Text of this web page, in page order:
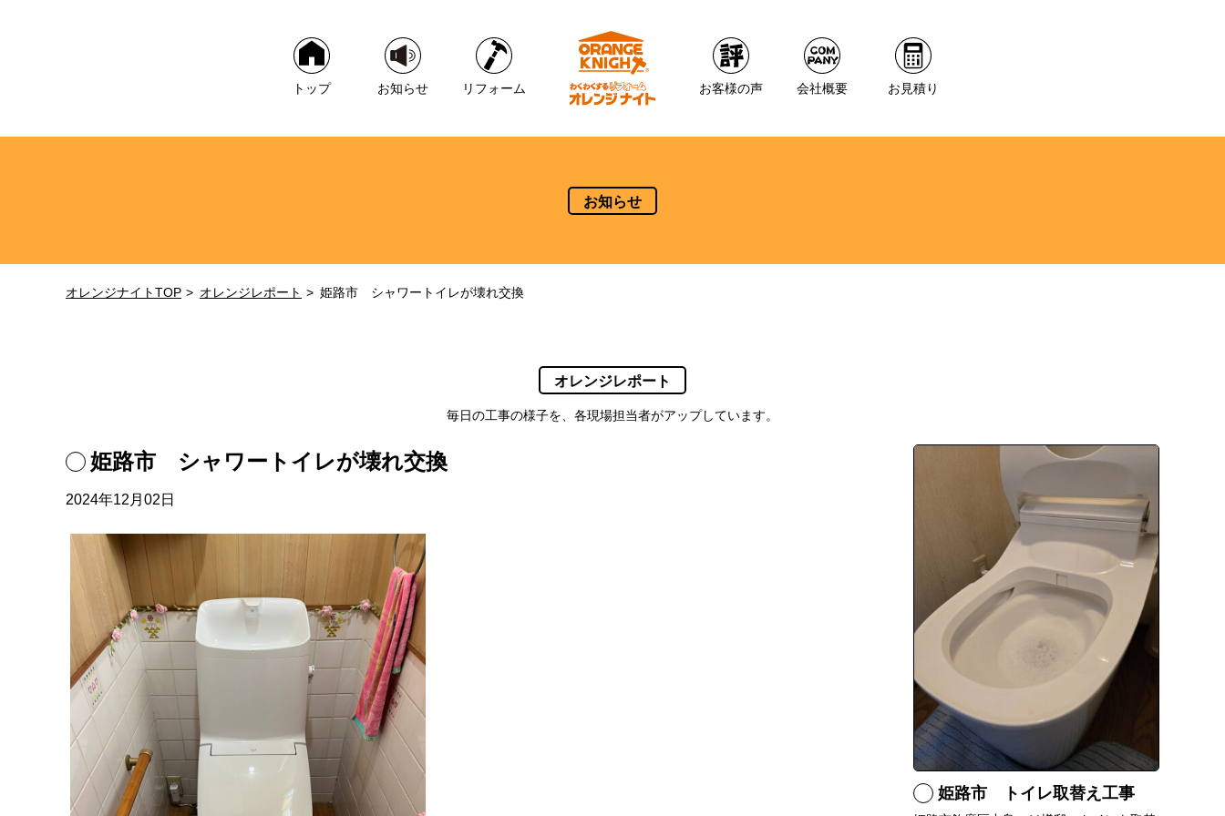
トップ お知らせ リフォーム お客様の声 会社概要 お見積り
お知らせ
オレンジナイトTOP オレンジレポート 姫路市 シャワートイレが壊れ交換
オレンジレポート
毎日の工事の様子を、各現場担当者がアップしています。
姫路市 シャワートイレが壊れ交換
2024年12月02日
姫路市 トイレ取替え工事